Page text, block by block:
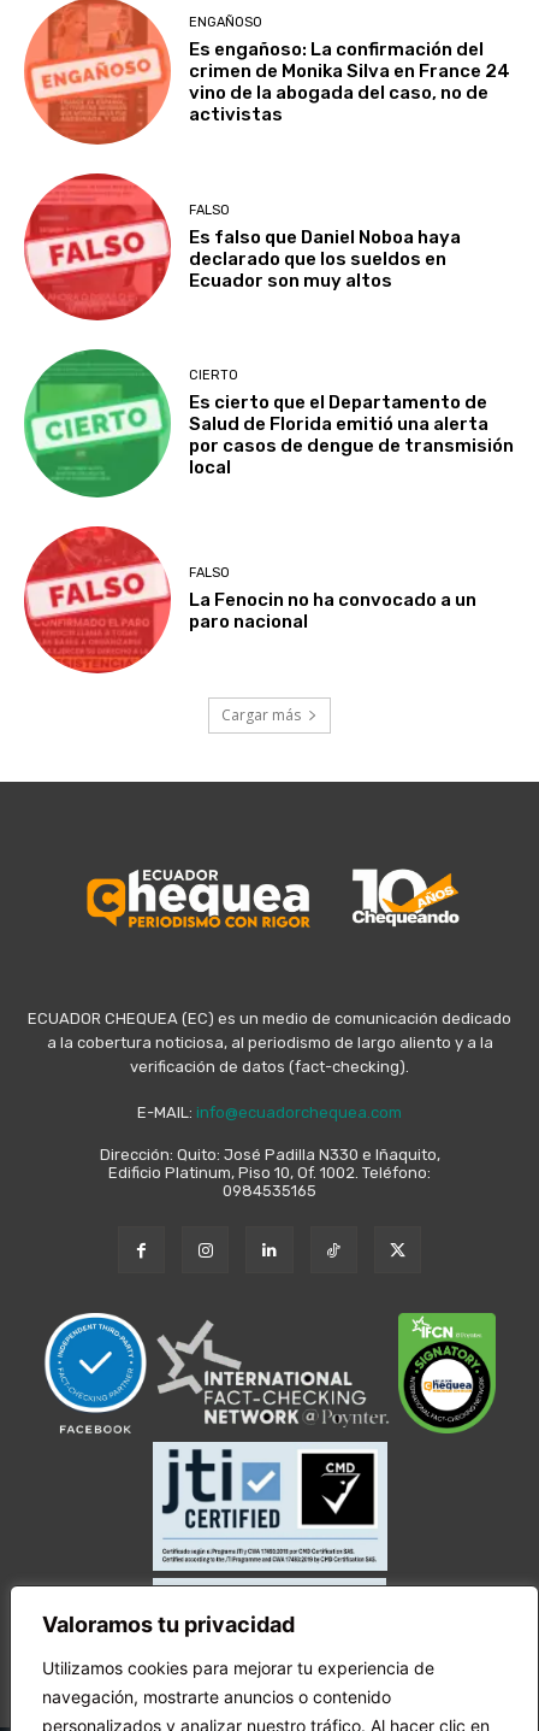
Valoramos tu privacidad
Utilizamos cookies para mejorar tu experiencia de
navegación, mostrarte anuncios o contenido
personalizados y analizar nuestro tráfico. Al hacer clic en
ENGAÑOSO
Es engañoso: La confirmación del
crimen de Monika Silva en France 24
vino de la abogada del caso, no de
activistas
FALSO
Es falso que Daniel Noboa haya
declarado que los sueldos en
Ecuador son muy altos
CIERTO
Es cierto que el Departamento de
Salud de Florida emitió una alerta
por casos de dengue de transmisión
local
FALSO
La Fenocin no ha convocado a un
paro nacional
Cargar más
ECUADOR CHEQUEA (EC) es un medio de comunicación dedicado
a la cobertura noticiosa, al periodismo de largo aliento y a la
verificación de datos (fact-checking).
E-MAIL: info@ecuadorchequea.com
Dirección: Quito: José Padilla N330 e Iñaquito,
Edificio Platinum, Piso 10, Of. 1002. Teléfono:
0984535165